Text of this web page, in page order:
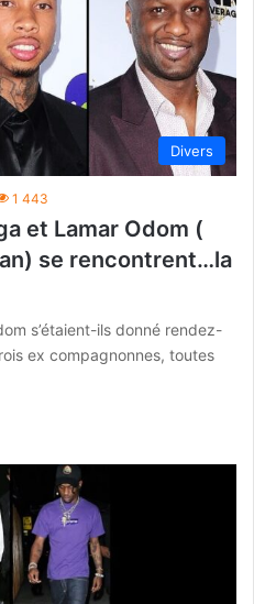
Divers
1 443
et Lamar Odom (
se rencontrent…la
s’étaient-ils donné rendez-
ex compagnonnes, toutes